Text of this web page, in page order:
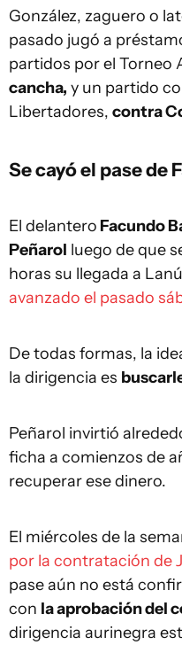
González, zaguero o
pasado jugó a
partidos por el Torneo
cancha, y un partido
Libertadores, contra
Se cayó el pase de
El delantero Facundo
Peñarol luego de que
horas su llegada a
avanzado el pasado
De todas formas, la
la dirigencia es
Peñarol invirtió
ficha a comienzos de
recuperar ese dinero.
El miércoles de la
por la contratación de
pase aún no está
con la aprobación del
dirigencia aurinegra